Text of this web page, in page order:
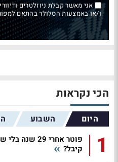
אני מאשר קבלת ניוזלטרים
ו/או באמצעות הסלולר בהתאם למפורט בסעיף 10
הכי נקראות
היום השבוע
1
קיבל?